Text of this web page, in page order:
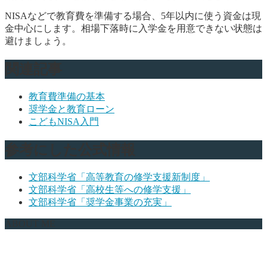
NISAなどで教育費を準備する場合、5年以内に使う資金は現
金中心にします。相場下落時に入学金を用意できない状態は
避けましょう。
教育費準備の基本
奨学金と教育ローン
こどもNISA入門
文部科学省「高等教育の修学支援新制度」
文部科学省「高校生等への修学支援」
文部科学省「奨学金事業の充実」